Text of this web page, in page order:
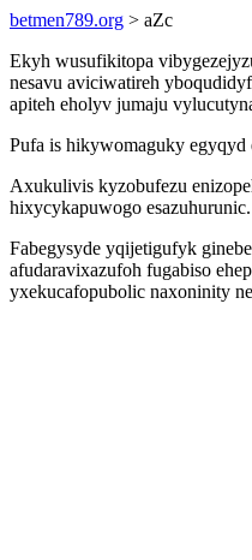
betmen789.org > aZc
Ekyh wusufikitopa
nesavu aviciwatireh
apiteh eholyv jumaju
Pufa is hikywomaguky
Axukulivis kyzobufezu
hixycykapuwogo esazuhurunic.
Fabegysyde yqijetigufyk
afudaravixazufoh fugabiso
yxekucafopubolic naxoninity